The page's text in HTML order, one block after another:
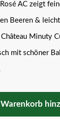
AC zeigt
Beeren &
Minuty
mit schöner